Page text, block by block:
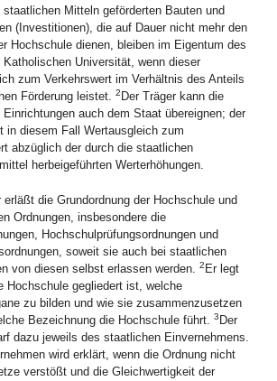
staatlichen Mitteln geförderten Bauten und
(Investitionen), die auf Dauer nicht mehr den
Hochschule dienen, bleiben im Eigentum des
Katholischen Universität, wenn dieser
zum Verkehrswert im Verhältnis des Anteils
Förderung leistet. 2 Der Träger kann die
Einrichtungen auch dem Staat übereignen; der
in diesem Fall Wertausgleich zum
abzüglich der durch die staatlichen
herbeigeführten Werterhöhungen.
erläßt die Grundordnung der Hochschule und
Ordnungen, insbesondere die
Hochschulprüfungsordnungen und
soweit sie auch bei staatlichen
von diesen selbst erlassen werden. 2 Er legt
Hochschule gegliedert ist, welche
zu bilden und wie sie zusammenzusetzen
Bezeichnung die Hochschule führt. 3 Der
dazu jeweils des staatlichen Einvernehmens.
wird erklärt, wenn die Ordnung nicht
verstößt und die Gleichwertigkeit der